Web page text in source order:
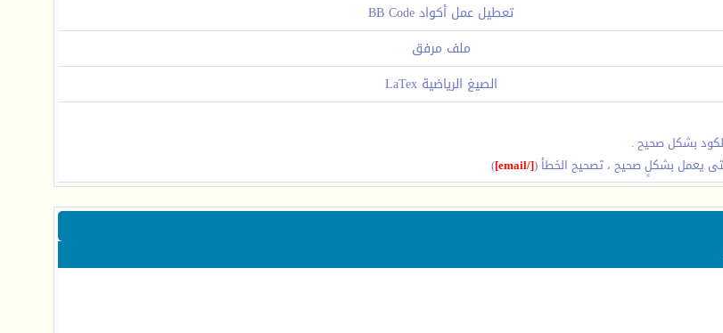
تعطيل عمل أكواد BB Code
ملف مرفق
الصيغ الرياضية LaTex
بشكل صحيح .
يعمل بشكلٍ صحيح ، تصحيح الخطأ ([/email]
)